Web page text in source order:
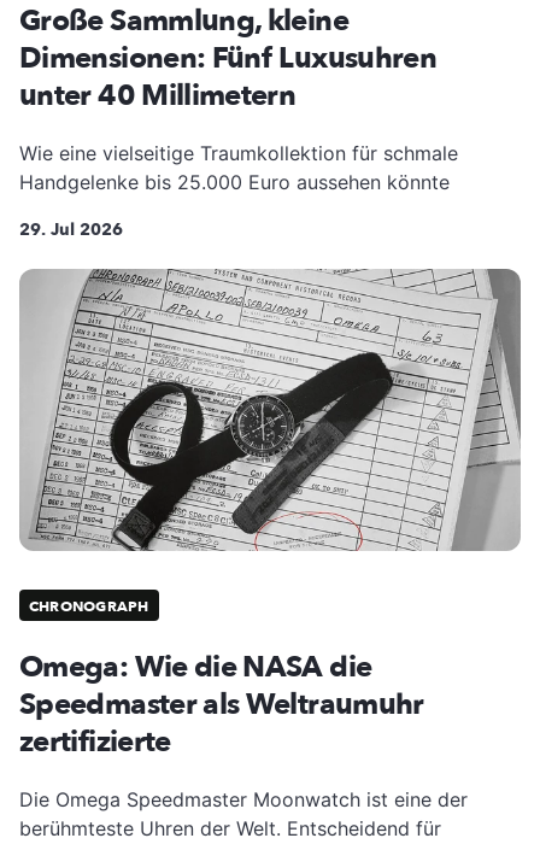
Große Sammlung, kleine
Dimensionen: Fünf Luxusuhren
unter 40 Millimetern
Wie eine vielseitige Traumkollektion für schmale
Handgelenke bis 25.000 Euro aussehen könnte
29. Jul 2026
CHRONOGRAPH
Omega: Wie die NASA die
Speedmaster als Weltraumuhr
zertifizierte
Die Omega Speedmaster Moonwatch ist eine der
berühmteste Uhren der Welt. Entscheidend für